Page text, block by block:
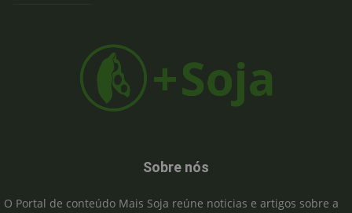
Sobre nós
O Portal de conteúdo Mais Soja reúne noticias e artigos sobre a